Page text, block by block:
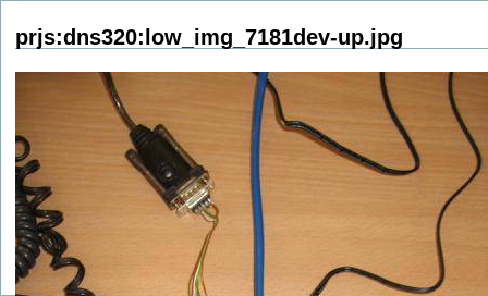
prjs:dns320:low_img_7181dev-up.jpg